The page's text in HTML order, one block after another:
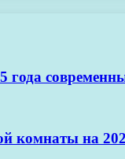
года
комнаты на